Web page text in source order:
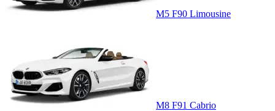
M5 F90 Limousine
M8 F91 Cabrio